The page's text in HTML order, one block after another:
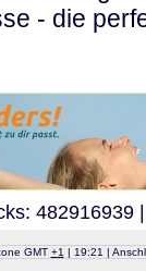
- die
482916939
GMT +1 | 19:21 |